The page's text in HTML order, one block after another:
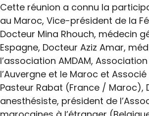
Cette réunion a connu la
au Maroc, Vice-président de la
Docteur Mina Rhouch, médecin
Espagne, Docteur Aziz Amar,
l’association AMDAM,
l’Auvergne et le Maroc et
Pasteur Rabat (France / Maroc),
anesthésiste, président de